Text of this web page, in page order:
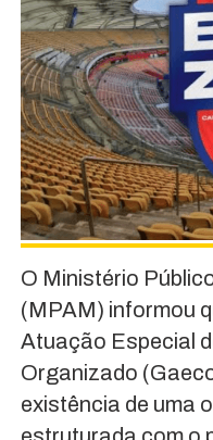
O Ministério
(MPAM) informou
Atuação Especial
Organizado
existência de uma